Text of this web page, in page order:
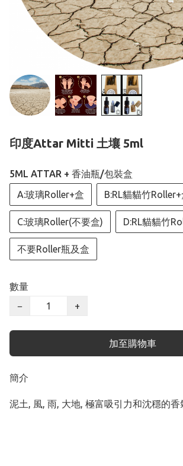
印度Attar Mitti 土壤 5ml
5ML ATTAR + 香油瓶/包裝盒
A:玻璃Roller+盒
B:RL貓貓竹Roller+
C:玻璃Roller(不要盒) D:RL貓貓竹
不要Roller瓶及盒
數量
−
+
加至購物車
簡介
泥土, 風, 雨, 大地, 極富吸引力和沈穩的香